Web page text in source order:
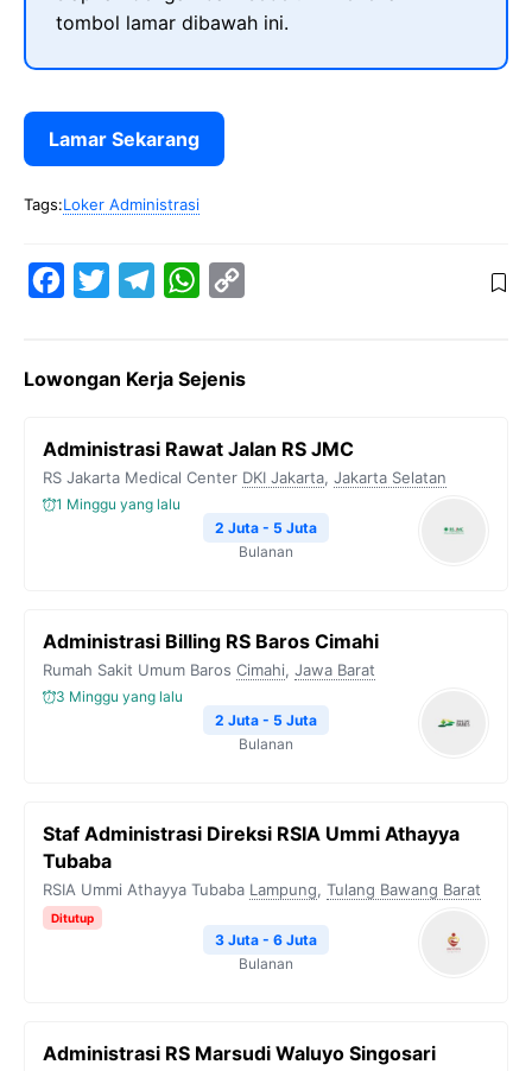
tombol lamar dibawah ini.
Lamar Sekarang
Tags:Loker Administrasi
e
o
o
t
e
e
r
a
W
t
A
y
i
n
k
Lowongan Kerja Sejenis
Administrasi Rawat Jalan RS JMC
RS Jakarta Medical Center DKI Jakarta, Jakarta Selatan
1 Minggu yang lalu
2 Juta - 5 Juta
Bulanan
Administrasi Billing RS Baros Cimahi
Rumah Sakit Umum Baros Cimahi, Jawa Barat
3 Minggu yang lalu
2 Juta - 5 Juta
Bulanan
Staf Administrasi Direksi RSIA Ummi Athayya
Tubaba
RSIA Ummi Athayya Tubaba Lampung, Tulang Bawang Barat
Ditutup
3 Juta - 6 Juta
Bulanan
Administrasi RS Marsudi Waluyo Singosari